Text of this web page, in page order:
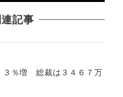
記事
３％増 総裁は３４６７万